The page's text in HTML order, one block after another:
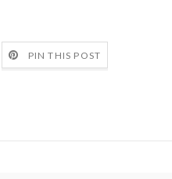
PIN THIS POST